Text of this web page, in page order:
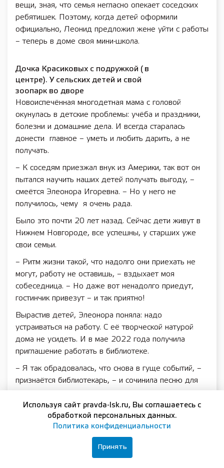
вещи, зная, что семья негласно опекает соседских
ребятишек. Поэтому, когда детей оформили
официально, Леонид предложил жене уйти с работы
– теперь в доме своя мини-школа.
Дочка Красиковых с подружкой ( в
центре). У сельских детей и свой
зоопарк во дворе
Новоиспечённая многодетная мама с головой
окунулась в детские проблемы: учёба и праздники,
болезни и домашние дела. И всегда старалась
донести главное – уметь и любить дарить, а не
получать.
– К соседям приезжал внук из Америки, так вот он
пытался научить наших детей получать выгоду, –
смеётся Элеонора Игоревна. – Но у него не
получилось, чему я очень рада.
Было это почти 20 лет назад. Сейчас дети живут в
Нижнем Новгороде, все успешны, у старших уже
свои семьи.
– Ритм жизни такой, что надолго они приехать не
могут, работу не оставишь, – вздыхает моя
собеседница. – Но даже вот ненадолго приедут,
гостинчик привезут – и так приятно!
Вырастив детей, Элеонора поняла: надо
устраиваться на работу. С её творческой натурой
дома не усидеть. И в мае 2022 года получила
приглашение работать в библиотеке.
– Я так обрадовалась, что снова в гуще событий, –
признаётся библиотекарь, – и сочинила песню для
Я смотрю на помещение библиотеки: уютно, много
цветов и вязаных игрушек. Как оказалось, Элеонора
для старых советских кукол, и мягкие игрушки, и
Используя сайт pravda-lsk.ru, Вы соглашаетесь с
обработкой персональных данных.
Политика конфиденциальности
Принять